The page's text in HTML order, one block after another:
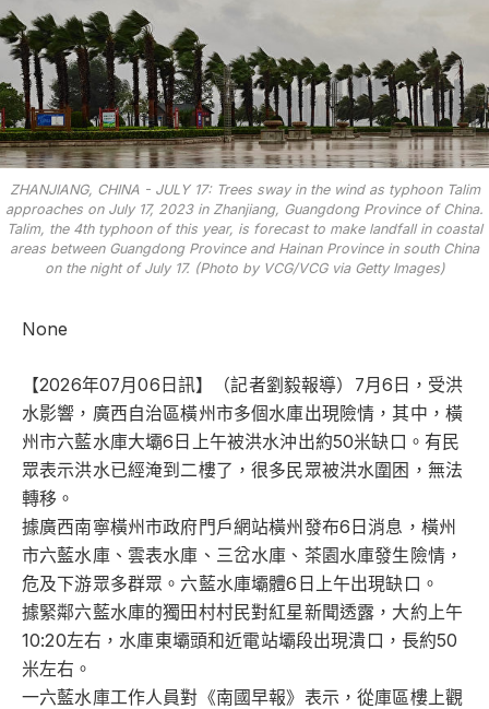
ZHANJIANG, CHINA - JULY 17: Trees sway in the wind as typhoon Talim
approaches on July 17, 2023 in Zhanjiang, Guangdong Province of China.
Talim, the 4th typhoon of this year, is forecast to make landfall in coastal
areas between Guangdong Province and Hainan Province in south China
on the night of July 17. (Photo by VCG/VCG via Getty Images)
None
【2026年07月06日訊】（記者劉毅報導）7月6日，受洪
水影響，廣西自治區橫州市多個水庫出現險情，其中，橫
州市六藍水庫大壩6日上午被洪水沖出約50米缺口。有民
眾表示洪水已經淹到二樓了，很多民眾被洪水圍困，無法
轉移。
據廣西南寧橫州市政府門戶網站橫州發布6日消息，橫州
市六藍水庫、雲表水庫、三岔水庫、茶園水庫發生險情，
危及下游眾多群眾。六藍水庫壩體6日上午出現缺口。
據緊鄰六藍水庫的獨田村村民對紅星新聞透露，大約上午
10:20左右，水庫東壩頭和近電站壩段出現潰口，長約50
米左右。
一六藍水庫工作人員對《南國早報》表示，從庫區樓上觀